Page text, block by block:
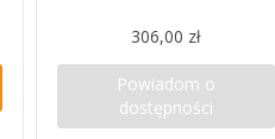
306,00 zł
Powiadom o
dostępności